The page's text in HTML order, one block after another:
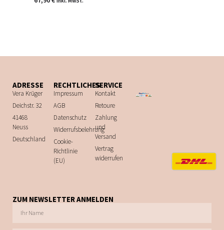
ADRESSE
Vera Krüger
Deichstr. 32
41468
Neuss
Deutschland
RECHTLICHES
Impressum
AGB
Datenschutz
Widerrufsbelehrung
Cookie-
Richtlinie
(EU)
SERVICE
Kontakt
Retoure
Zahlung
und
Versand
Vertrag
widerrufen
ZUM NEWSLETTER ANMELDEN